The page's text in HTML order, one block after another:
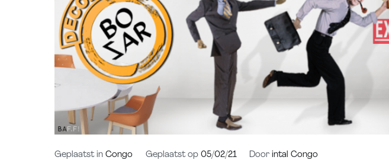
Geplaatst in Congo Geplaatst op 05/02/21 Doorintal Congo